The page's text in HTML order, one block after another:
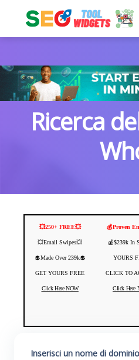
Ricerca
💥250+ FREE💥
💥Email Swipes💥
💲Made Over 239k💲
GET YOURS FREE
Click Here NOW
💰Proven
💰$239k In
YOURS
CLICK TO
Click Here
Inserisci un nome di dominio